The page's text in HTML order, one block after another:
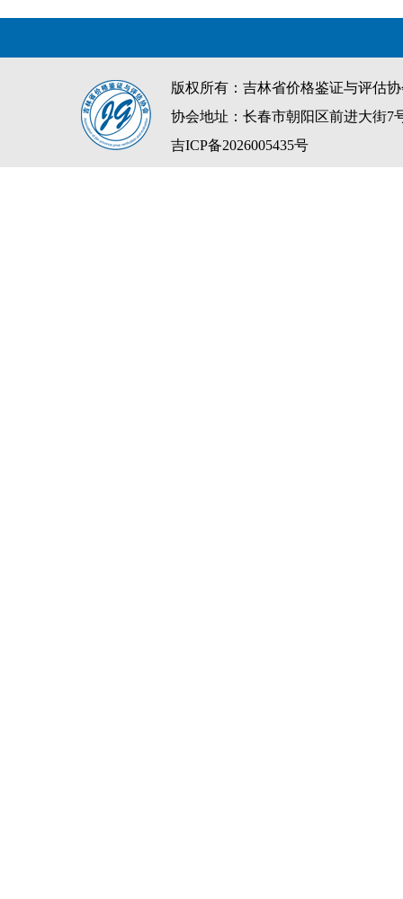
版权所有：吉林省价格鉴证与评估
协会地址：长春市朝阳区前进大街
吉ICP备2026005435号